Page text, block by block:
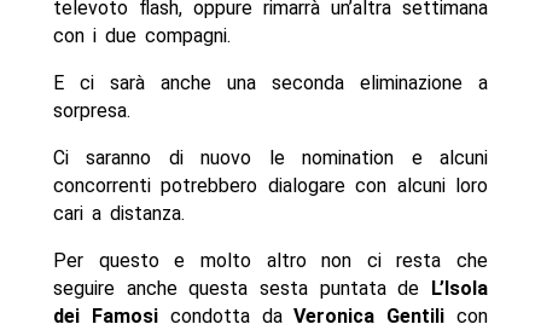
televoto flash, oppure rimarrà un’altra settimana
con i due compagni.
E ci sarà anche una seconda eliminazione a
sorpresa.
Ci saranno di nuovo le nomination e alcuni
concorrenti potrebbero dialogare con alcuni loro
cari a distanza.
Per questo e molto altro non ci resta che
seguire anche questa sesta puntata de L’Isola
dei Famosi condotta daVeronica Gentili con